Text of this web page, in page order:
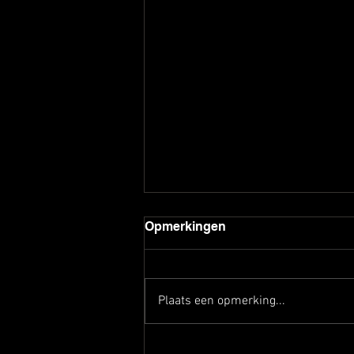
Opmerkingen
Plaats een opmerking...